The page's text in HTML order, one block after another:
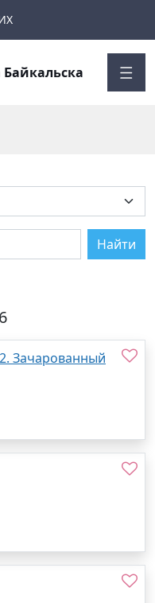
Найти
Зачарованный
Найти